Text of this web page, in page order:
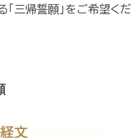
「三帰誓願」をご希望くだ